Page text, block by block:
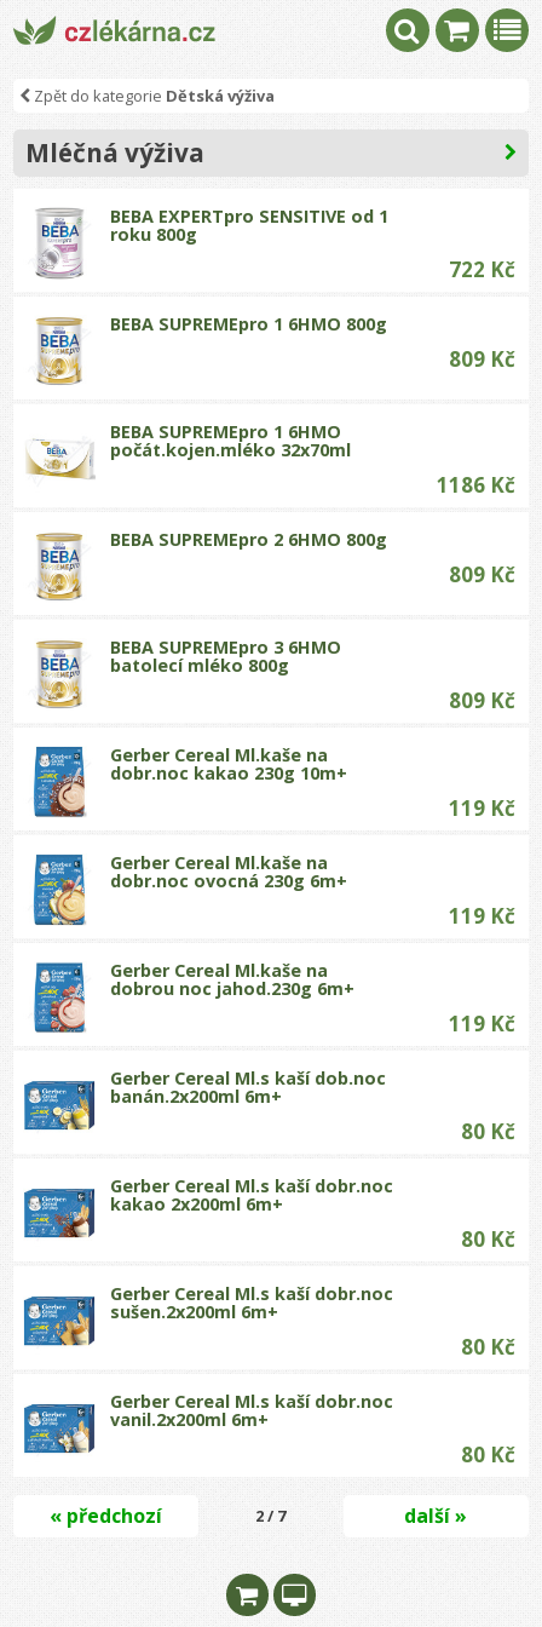
Zpět do kategorie Dětská výživa
Mléčná výživa
BEBA EXPERTpro SENSITIVE od 1
roku 800g
722 Kč
BEBA SUPREMEpro 1 6HMO 800g
809 Kč
BEBA SUPREMEpro 1 6HMO
počát.kojen.mléko 32x70ml
1186 Kč
BEBA SUPREMEpro 2 6HMO 800g
809 Kč
BEBA SUPREMEpro 3 6HMO
batolecí mléko 800g
809 Kč
Gerber Cereal Ml.kaše na
dobr.noc kakao 230g 10m+
119 Kč
Gerber Cereal Ml.kaše na
dobr.noc ovocná 230g 6m+
119 Kč
Gerber Cereal Ml.kaše na
dobrou noc jahod.230g 6m+
119 Kč
Gerber Cereal Ml.s kaší dob.noc
banán.2x200ml 6m+
80 Kč
Gerber Cereal Ml.s kaší dobr.noc
kakao 2x200ml 6m+
80 Kč
Gerber Cereal Ml.s kaší dobr.noc
sušen.2x200ml 6m+
80 Kč
Gerber Cereal Ml.s kaší dobr.noc
vanil.2x200ml 6m+
80 Kč
« předchozí 2 / 7 další »